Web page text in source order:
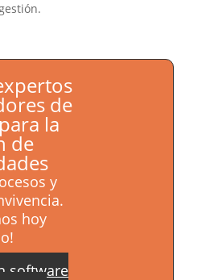
de
la
de
y
hoy
software